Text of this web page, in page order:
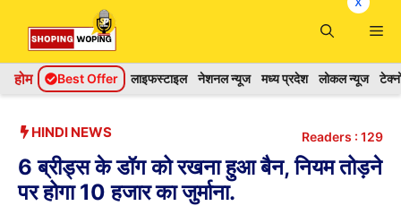
content
होम Best Offer लाइफस्टाइल नेशनल न्यूज मध्य प्रदेश लोकल न्यूज
HINDI NEWS Readers : 129
6 ब्रीड्स के डॉग को रखना हुआ बैन, नियम तोड़ने
पर होगा 10 हजार का जुर्माना.